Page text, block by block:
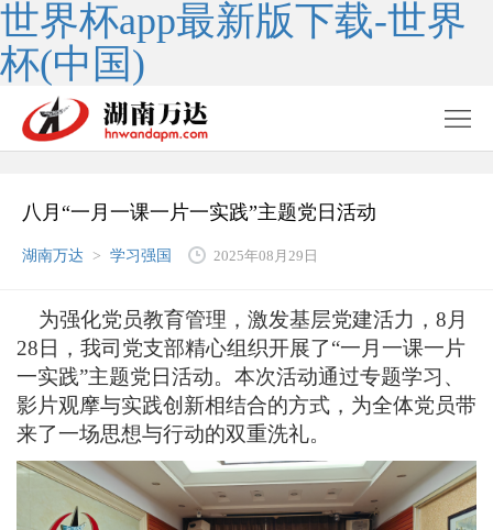
世界杯app最新版下载-世界
杯(中国)
八月“一月一课一片一实践”主题党日活动
湖南万达 > 学习强国 2025年08月29日
为强化党员教育管理，激发基层党建活力， 8 月
28 日， 我司 党支部精心组织开展了“一月一课一片
一实践”主题党日活动。本次活动通过专题学习、
影片观摩与实践创新相结合的方式，为全体党员带
来了一场思想与行动的双重洗礼。